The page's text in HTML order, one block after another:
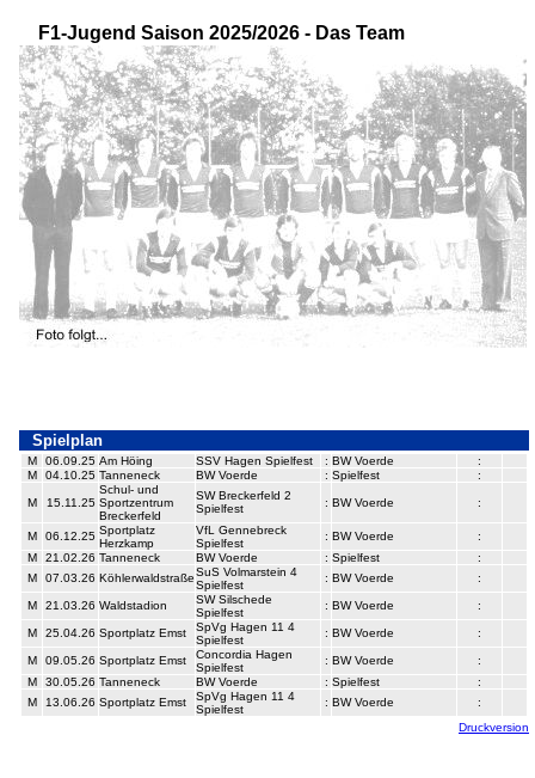
F1-Jugend Saison 2025/2026 - Das Team
Spielplan
M 06.09.25 Am Höing SSV Hagen Spielfest : BW Voerde
:
M
04.10.25 Tanneneck BW Voerde : Spielfest :
M 15.11.25
Schul- und
Sportzentrum
Breckerfeld
SW Breckerfeld 2
Spielfest
: BW Voerde :
M 06.12.25 Sportplatz
Herzkamp
VfL Gennebreck
Spielfest
: BW Voerde
:
M
21.02.26 Tanneneck BW Voerde : Spielfest
:
M
07.03.26 KöhlerwaldstraßeSuS Volmarstein 4
Spielfest
: BW Voerde :
M 21.03.26 Waldstadion
SW Silschede
Spielfest
: BW Voerde :
M 25.04.26 Sportplatz Emst
SpVg Hagen 11 4
Spielfest
: BW Voerde :
M 09.05.26 Sportplatz Emst
Concordia Hagen
Spielfest
: BW Voerde
:
M
30.05.26 Tanneneck BW Voerde : Spielfest
:
M
13.06.26 Sportplatz Emst
SpVg Hagen 11 4
Spielfest
: BW Voerde
:
Druckversion